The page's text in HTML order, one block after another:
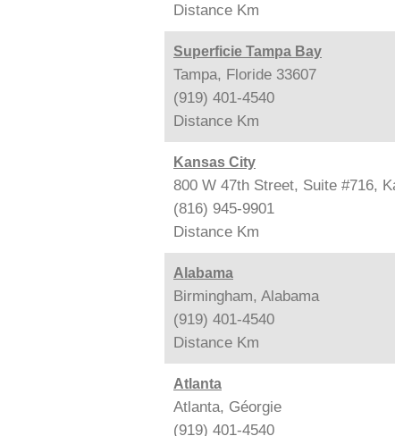
Distance Km
Superficie Tampa Bay
Tampa, Floride 33607
(919) 401-4540
Distance Km
Kansas City
800 W 47th Street, Suite #716,
(816) 945-9901
Distance Km
Alabama
Birmingham, Alabama
(919) 401-4540
Distance Km
Atlanta
Atlanta, Géorgie
(919) 401-4540